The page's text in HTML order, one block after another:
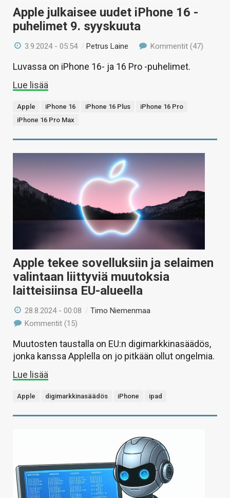
Apple julkaisee uudet iPhone 16 -
puhelimet 9. syyskuuta
3.9.2024 - 05:54 /Petrus Laine Kommentit (47)
Luvassa on iPhone 16- ja 16 Pro -puhelimet.
Lue lisää
Apple iPhone 16 iPhone 16 Plus
iPhone 16 Pro
iPhone 16 Pro Max
Apple tekee sovelluksiin ja selaimen
valintaan liittyviä muutoksia
laitteisiinsa EU-alueella
28.8.2024 - 00:08 /Timo Niemenmaa
Kommentit (15)
Muutosten taustalla on EU:n digimarkkinasäädös,
jonka kanssa Applella on jo pitkään ollut ongelmia.
Lue lisää
Apple digimarkkinasäädös iPhone ipad